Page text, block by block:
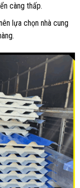
càng thấp.
lựa chọn nhà cung